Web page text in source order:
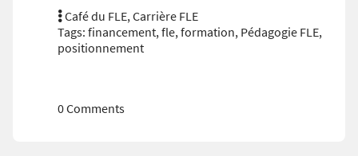
Café du FLE,Carrière FLE
Tags: financement,fle,formation, Pédagogie FLE,
positionnement
0 Comments